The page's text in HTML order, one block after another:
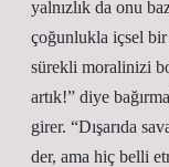
yalnızlık da onu
çoğunlukla içsel
sürekli moralinizi
artık!” diye
girer. “Dışarıda
der, ama hiç belli